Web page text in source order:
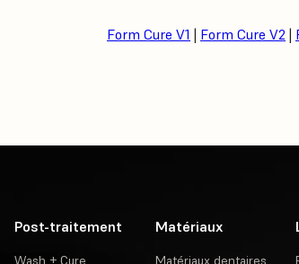
Form Cure V1 | Form Cure V2 |
Post-traitement
Wash + Cure
Matériaux
Matériaux dentaires